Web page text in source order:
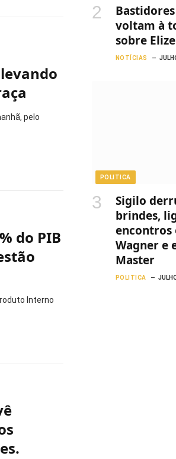
pelo
do PIB
Interno
voltam à
sobre
NOTÍCIAS
POLITICA
Sigilo
brindes,
encontros
Wagner e
Master
POLITICA